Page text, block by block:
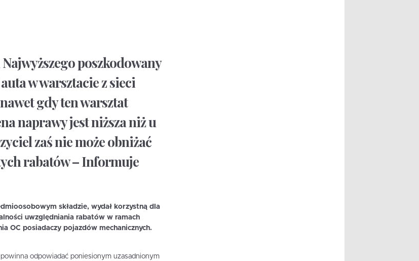
poszkodowany
w warsztacie z sieci
gdy ten warsztat
naprawy jest niższa niż u
zaś nie może obniżać
rabatów – Informuje
składzie, wydał korzystną dla
uwzględniania rabatów w ramach
OC posiadaczy pojazdów mechanicznych.
odpowiadać poniesionym uzasadnionym